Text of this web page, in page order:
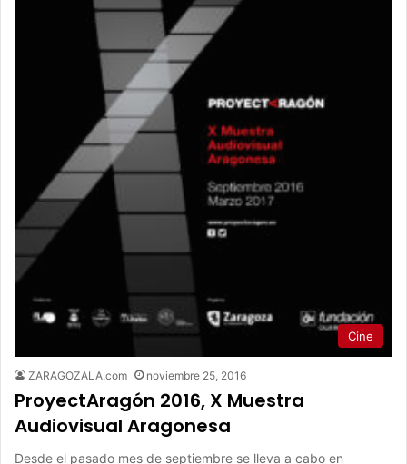
Cine
ZARAGOZALA.com noviembre 25, 2016
ProyectAragón 2016, X Muestra
Audiovisual Aragonesa
Desde el pasado mes de septiembre se lleva a cabo en